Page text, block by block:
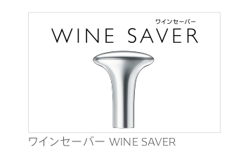
ワインセーバー WINE SAVER